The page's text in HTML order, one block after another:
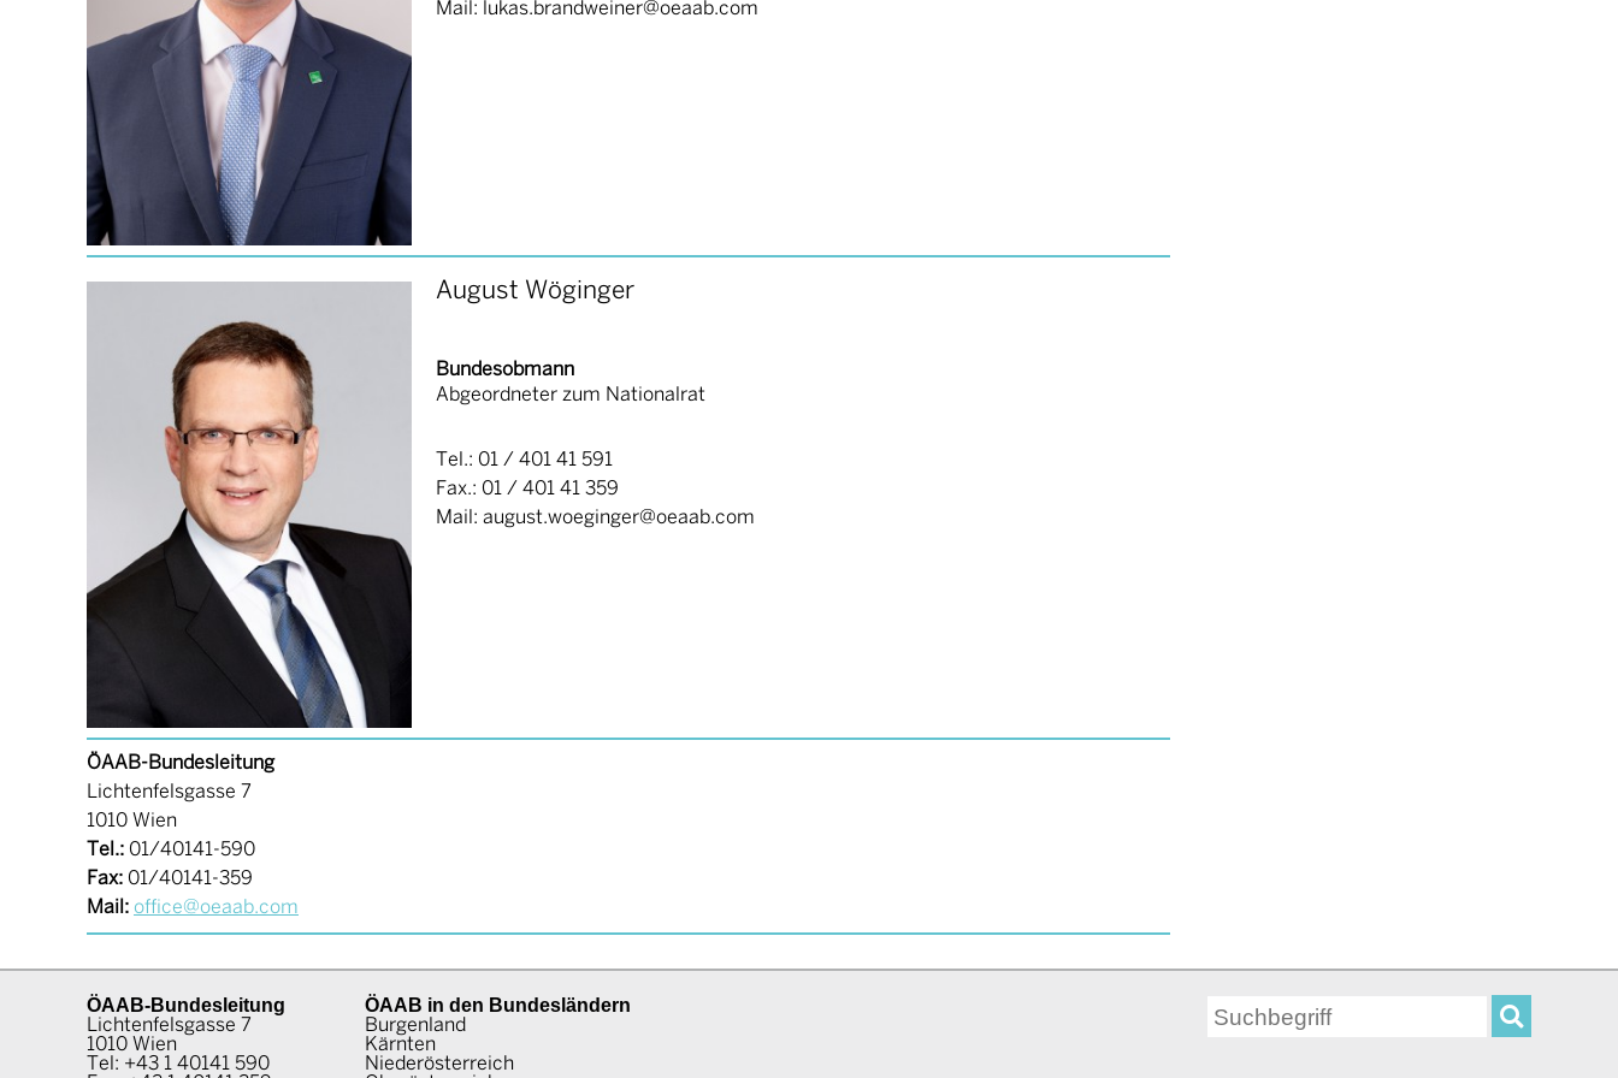
Mail: lukas.brandweiner@oeaab.com
August Wöginger
Bundesobmann
Abgeordneter zum Nationalrat
Tel.: 01 / 401 41 591
Fax.: 01 / 401 41 359
Mail: august.woeginger@oeaab.com
ÖAAB-Bundesleitung
Lichtenfelsgasse 7
1010 Wien
Tel.: 01/40141-590
Fax: 01/40141-359
Mail: office@oeaab.com
ÖAAB-Bundesleitung
Lichtenfelsgasse 7
1010 Wien
Tel: +43 1 40141 590
ÖAAB in den Bundesländern
Burgenland
Kärnten
Niederösterreich